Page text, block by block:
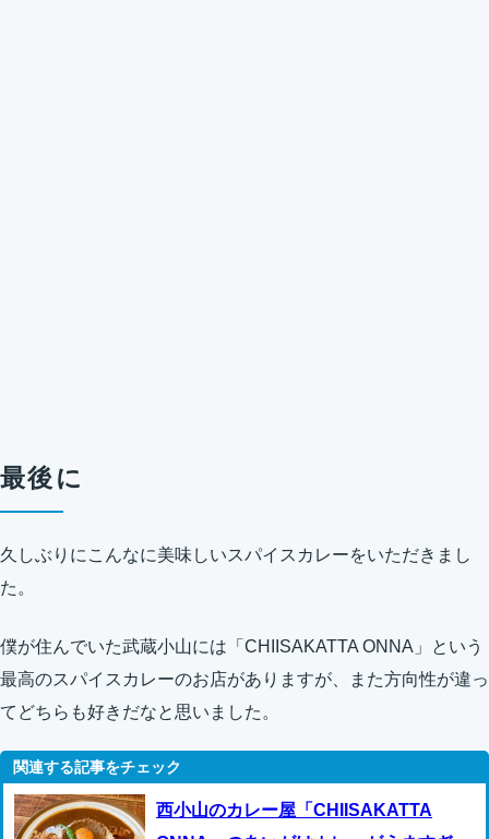
最後に
久しぶりにこんなに美味しいスパイスカレーをいただきまし
た。
僕が住んでいた武蔵小山には「CHIISAKATTA ONNA」という
最高のスパイスカレーのお店がありますが、また方向性が違っ
てどちらも好きだなと思いました。
西小山のカレー屋「CHIISAKATTA